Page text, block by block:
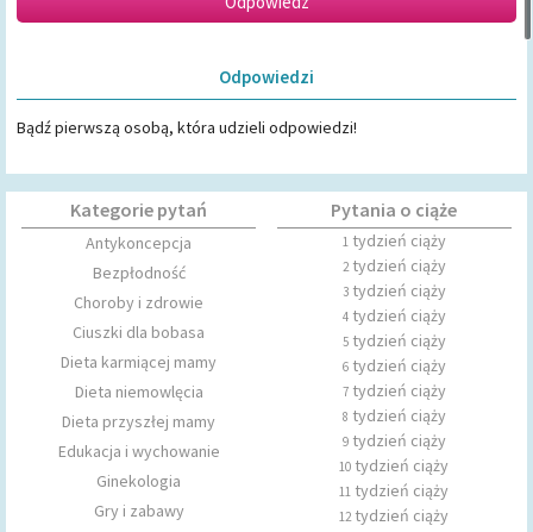
Odpowiedzi
Bądź pierwszą osobą, która udzieli odpowiedzi!
Kategorie pytań
Antykoncepcja
Bezpłodność
Choroby i zdrowie
Ciuszki dla bobasa
Dieta karmiącej mamy
Dieta niemowlęcia
Dieta przyszłej mamy
Edukacja i wychowanie
Ginekologia
Gry i zabawy
Pytania o ciąże
1tydzień ciąży
2tydzień ciąży
3tydzień ciąży
4tydzień ciąży
5tydzień ciąży
6tydzień ciąży
7tydzień ciąży
8 tydzień ciąży
9tydzień ciąży
10 tydzień ciąży
11 tydzień ciąży
12tydzień ciąży